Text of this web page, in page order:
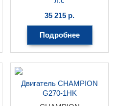
CHAMPION
35 215 р.
Подробнее
Двигатель CHAMPION
G270-1HK